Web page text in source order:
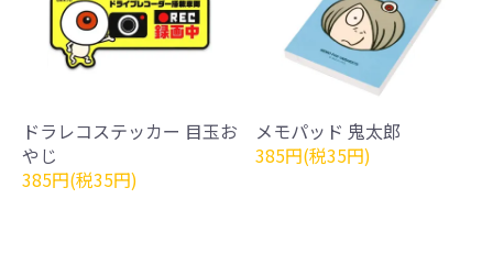
ドラレコステッカー 目玉お
やじ
385円(税35円)
メモパッド 鬼太郎
385円(税35円)